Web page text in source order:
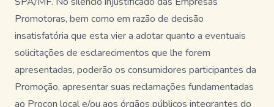
Promotoras, bem como em razão de decisão
insatisfatória que esta vier a adotar quanto a eventuais
solicitações de esclarecimentos que lhe forem
apresentadas, poderão os consumidores participantes da
Promoção, apresentar suas reclamações fundamentadas
ao Procon local e/ou aos órgãos públicos integrantes do